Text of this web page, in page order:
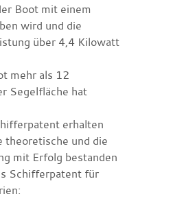
Boot mit einem
wird und die
über 4,4 Kilowatt
mehr als 12
Segelfläche hat
erhalten
theoretische und die
mit Erfolg bestanden
Schifferpatent für